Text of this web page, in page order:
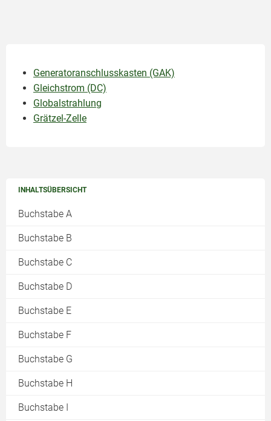
INHALTSÜBERSICHT
Buchstabe A
Buchstabe B
Buchstabe C
Buchstabe D
Buchstabe E
Buchstabe F
Buchstabe G
Buchstabe H
Buchstabe I
Generatoranschlusskasten (GAK)
Gleichstrom (DC)
Globalstrahlung
Grätzel-Zelle